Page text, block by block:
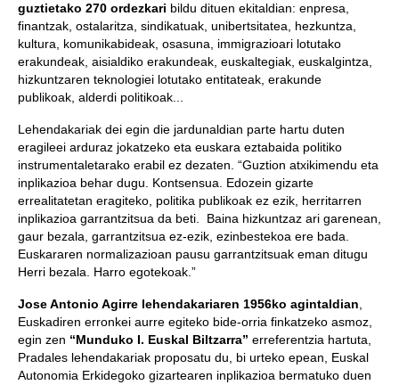
guztietako 270 ordezkari bildu dituen ekitaldian: enpresa,
finantzak, ostalaritza, sindikatuak, unibertsitatea, hezkuntza,
kultura, komunikabideak, osasuna, immigrazioari lotutako
erakundeak, aisialdiko erakundeak, euskaltegiak, euskalgintza,
hizkuntzaren teknologiei lotutako entitateak, erakunde
publikoak, alderdi politikoak...
Lehendakariak dei egin die jardunaldian parte hartu duten
eragileei arduraz jokatzeko eta euskara eztabaida politiko
instrumentaletarako erabil ez dezaten. “Guztion atxikimendu eta
inplikazioa behar dugu. Kontsensua. Edozein gizarte
errealitatetan eragiteko, politika publikoak ez ezik, herritarren
inplikazioa garrantzitsua da beti. Baina hizkuntzaz ari garenean,
gaur bezala, garrantzitsua ez-ezik, ezinbestekoa ere bada.
Euskararen normalizazioan pausu garrantzitsuak eman ditugu
Herri bezala. Harro egotekoak.”
Jose Antonio Agirre lehendakariaren 1956ko agintaldian
Euskadiren erronkei aurre egiteko bide-orria finkatzeko asmoz,
egin zen “Munduko I. Euskal Biltzarra” erreferentzia hartuta,
Pradales lehendakariak proposatu du, bi urteko epean, Euskal
Autonomia Erkidegoko gizartearen inplikazioa bermatuko duen